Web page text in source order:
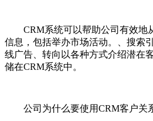
CRM系统可以帮助公司有效地
信息，包括举办市场活动。、搜索
线广告、转向以各种方式介绍潜在
储在CRM系统中。
公司为什么要使用CRM客户关